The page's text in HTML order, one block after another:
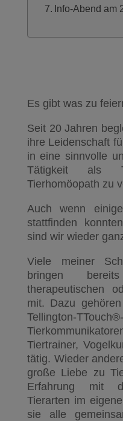
Info-Abend am
Es gibt was zu
Seit 20 Jahren
ihre Leidenschaft
in eine sinnvolle
Tätigkeit als
Tierhomöopath zu
Auch wenn
stattfinden
sind wir wieder
Viele meiner
bringen
therapeutischen
mit. Dazu
Tellington-
Tiertrainer,
tätig. Wieder
große Liebe zu
Erfahrung mit
Tierarten im
sie alle